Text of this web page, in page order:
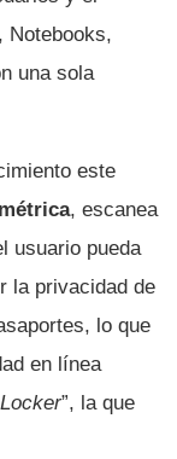
Notebooks,
una sola
este
, escanea
usuario pueda
la privacidad de
lo que
en lí­nea
”, la que